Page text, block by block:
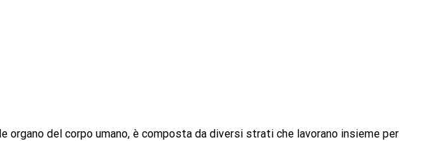
organo del corpo umano, è composta da diversi strati che lavorano insieme per